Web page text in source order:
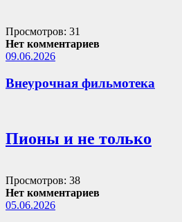
Просмотров: 31
Нет комментариев
09.06.2026
Внеурочная фильмотека
Пионы и не только
Просмотров: 38
Нет комментариев
05.06.2026